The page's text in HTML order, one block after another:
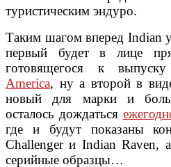
туристическим эндуро.
Таким шагом вперед Indian
первый будет в лице
готовящегося к
America, ну а второй в
новый для марки и
осталось дождаться
где и будут показаны
Challenger и Indian
серийные образцы…